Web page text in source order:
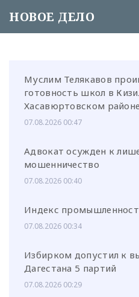
НОВОЕ ДЕЛО
Муслим Телякавов
готовность школ в
Хасавюртовском районе
07.08.2026 00:47
Адвокат осужден к
мошенничество
07.08.2026 00:40
Индекс
07.08.2026 00:34
Избирком допустил к
Дагестана 5 партий
07.08.2026 00:29